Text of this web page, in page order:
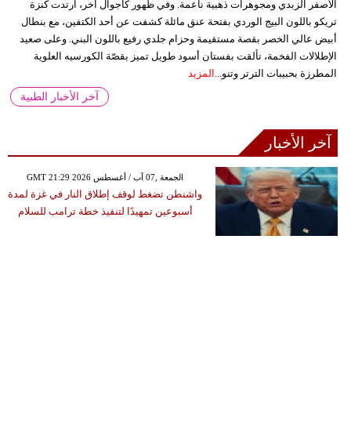
الأصفر الزبدي ومجوهرات ذهبية ناعمة. وفي ظهور كاجوال آخر، ارتدت كنزة
تريكو باللون البيج الوردي بفتحة عنق مائلة كشفت عن أحد الكتفين، مع بنطال
أبيض عالي الخصر بقصة مستقيمة وحزام جلدي رفيع باللون البني. وعلى صعيد
الإطلالات الفخمة، تألقت بفستان أسود طويل تميز بقصّة الكورسيه العلوية
المطرزة بحبيبات الترتر وتنو... المزيد
آخر الأخبار الطبية
آخر الأخبار
GMT 21:29 2026 الجمعة ,07 آب / أغسطس
واشنطن تضغط لوقف إطلاق النار في غزة لمدة
أسبوعين تمهيدًا لتنفيذ خطة ترامب للسلام